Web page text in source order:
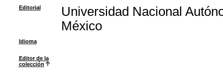
Editorial
Universidad Nacional
México
Idioma
Editor de la
colección